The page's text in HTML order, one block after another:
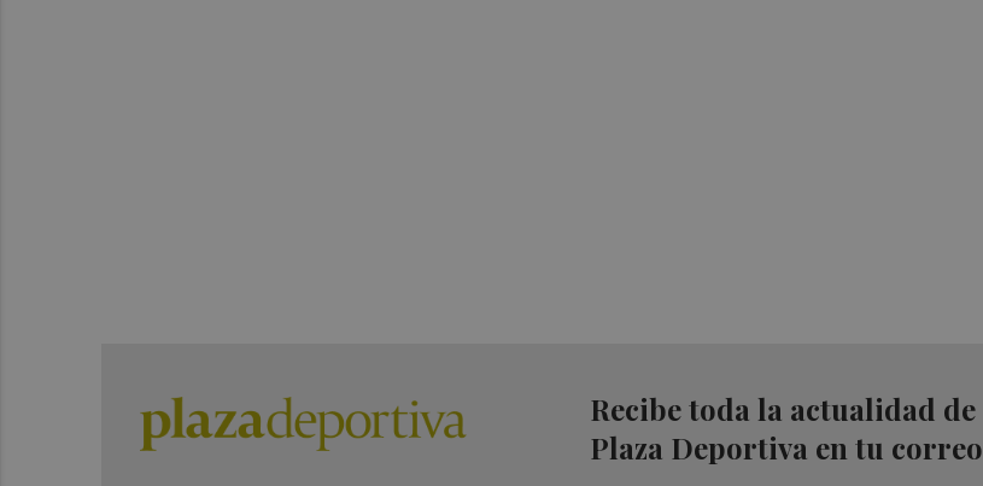
Recibe toda la actualidad de
Plaza Deportiva en tu correo